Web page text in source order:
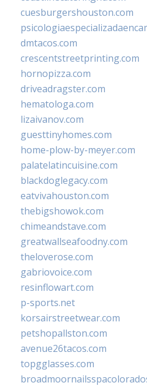
cuesburgershouston.com
dmtacos.com
crescentstreetprinting.com
hornopizza.com
driveadragster.com
hematologa.com
lizaivanov.com
guesttinyhomes.com
home-plow-by-meyer.com
palatelatincuisine.com
blackdoglegacy.com
eatvivahouston.com
thebigshowok.com
chimeandstave.com
greatwallseafoodny.com
theloverose.com
gabriovoice.com
resinflowart.com
p-sports.net
korsairstreetwear.com
petshopallston.com
avenue26tacos.com
topgglasses.com